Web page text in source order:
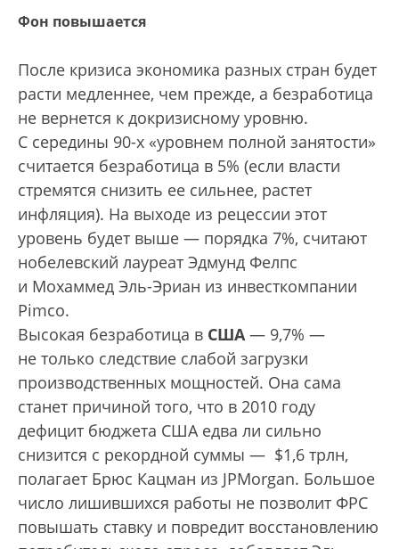
Фон повышается
После кризиса экономика разных стран будет
расти медленнее, чем прежде, а безработица
не вернется к докризисному уровню.
С середины 90-х «уровнем полной занятости»
считается безработица в 5% (если власти
стремятся снизить ее сильнее, растет
инфляция). На выходе из рецессии этот
уровень будет выше — порядка 7%, считают
нобелевский лауреат Эдмунд Фелпс
и Мохаммед Эль-Эриан из инвесткомпании
Pimco.
Высокая безработица в США— 9,7% —
не только следствие слабой загрузки
производственных мощностей. Она сама
станет причиной того, что в 2010 году
дефицит бюджета США едва ли сильно
снизится с рекордной суммы — $1,6 трлн,
полагает Брюс Кацман из JPMorgan. Большое
число лишившихся работы не позволит ФРС
повышать ставку и повредит восстановлению